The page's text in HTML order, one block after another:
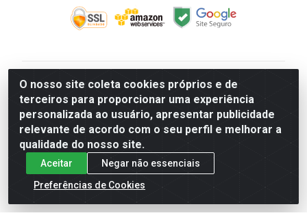
O nosso site coleta cookies próprios e de
terceiros para proporcionar uma experiência
personalizada ao usuário, apresentar publicidade
relevante de acordo com o seu perfil e melhorar a
qualidade do nosso site.
Aceitar
Negar não essenciais
Preferências de Cookies
V. C. Ferragens LTDA - Rua do Matoso, 132 - Praça da
Bandeira, Rio de Janeiro/ RJ - CEP 20.270-135 - CNPJ
12.324.723/0001-25
Todas as regras de promoções, descontos, preços e
prazos de pagamento e entrega expostos aqui são
válidos apenas para compras via internet. Preços e
estoque sujeito a alterações sem aviso prévio.